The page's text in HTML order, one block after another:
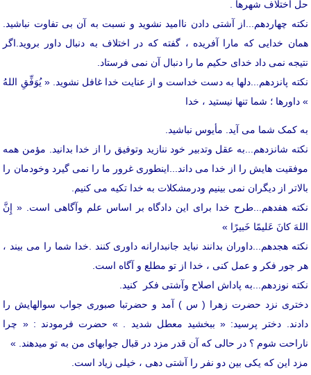
حل اختلاف شهرها .
نکته چهاردهم...از آشتی دادن ناامید نشوید و نسبت به آن بی تفاوت نباشید.
همان خدایی که مارا آفریده ، گفته که در اختلاف به دنبال داور بروید.اگر
نتیجه نمی داد خدای حکیم ما را دنبال آن نمی فرستاد.
نکته پانزدهم...دلها به دست خداست و از عنایت خدا غافل نشوید. « یُوَفِّقِ اللهُ
» داورها ؛ شما تنها نیستید ، خدا
به کمک شما می آید. مأیوس نباشید.
نکته شانزدهم...به عقل وتدبیر خود ننازید وتوفیق را از خدا بدانید. مؤمن همه
موفقیت هایش را از خدا می داند...اینطوری غرور ما را نمی گیرد وخودمان را
بالاتر از دیگران نمی بینیم ودرمشکلات به خدا تکیه می کنیم.
نکته هفدهم...طرح خدا برای این دادگاه بر اساس علم وآگاهی است. « إِنَّ
اللهَ کانَ عَلیمًا خَبیرًا »
نکته هجدهم...داوران بدانند نباید جانبدارانه داوری کنند .خدا شما را می بیند ،
هر جور فکر و عمل کنی ، خدا از تو مطلع و آگاه است.
نکته نوزدهم...به پاداش اصلاح وآشتی فکر کنید.
دختری نزد حضرت زهرا ( س ) آمد و حضرتبا صبوری جواب سوالهایش را
دادند. دختر پرسید: « ببخشید معطل شدید . » حضرت فرمودند : « چرا
ناراحت شوم ؟ در حالی که آن قدر مزد در قبال جوابهای من به تو میدهند. »
مزد این که یکی بین دو نفر را آشتی دهی ، خیلی زیاد است.